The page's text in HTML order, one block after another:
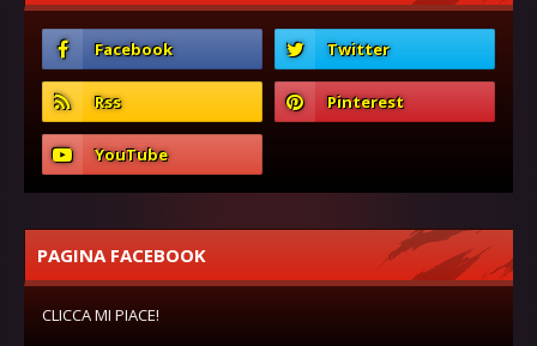
PAGINA FACEBOOK
CLICCA MI PIACE!